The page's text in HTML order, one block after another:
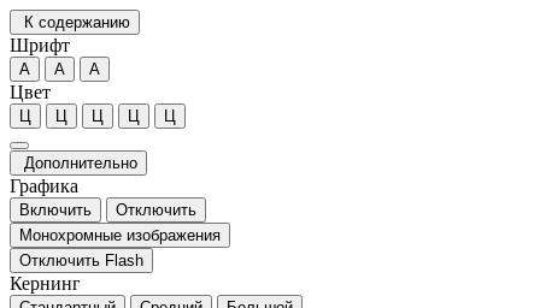
К содержанию
Шрифт
А А А
Цвет
Ц Ц Ц Ц Ц
Дополнительно
Графика
Включить
Отключить
Монохромные изображения
Отключить Flash
Кернинг